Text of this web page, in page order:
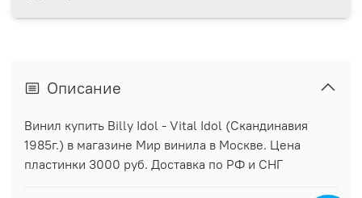
Описание
Винил купить Billy Idol - Vital Idol (Скандинавия
1985г.) в магазине Мир винила в Москве. Цена
пластинки 3000 руб. Доставка по РФ и СНГ